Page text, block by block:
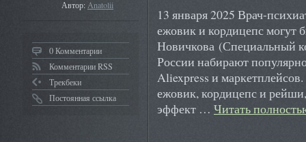
Автор:Anatolii
0 Комментарии
Комментарии RSS
Трекбеки
Постоянная ссылка
13 января 2025 Врач-
ежовик и кордицепс могут
Новичкова (Специальный
России набирают
Aliexpress и
ежовик, кордицепс и
эффект … Читать